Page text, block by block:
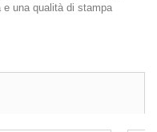
e una qualità di stampa